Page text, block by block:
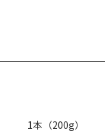
1本（200g）